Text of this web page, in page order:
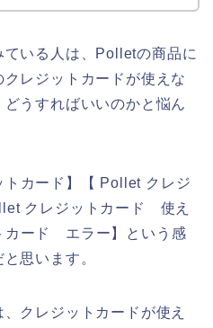
いる人は、Polletの商品に
レジットカードが使えな
うすればいいのかと悩ん
カード】【 Pollet クレジ
クレジットカード 使え
カード エラー】という感
思います。
クレジットカードが使え